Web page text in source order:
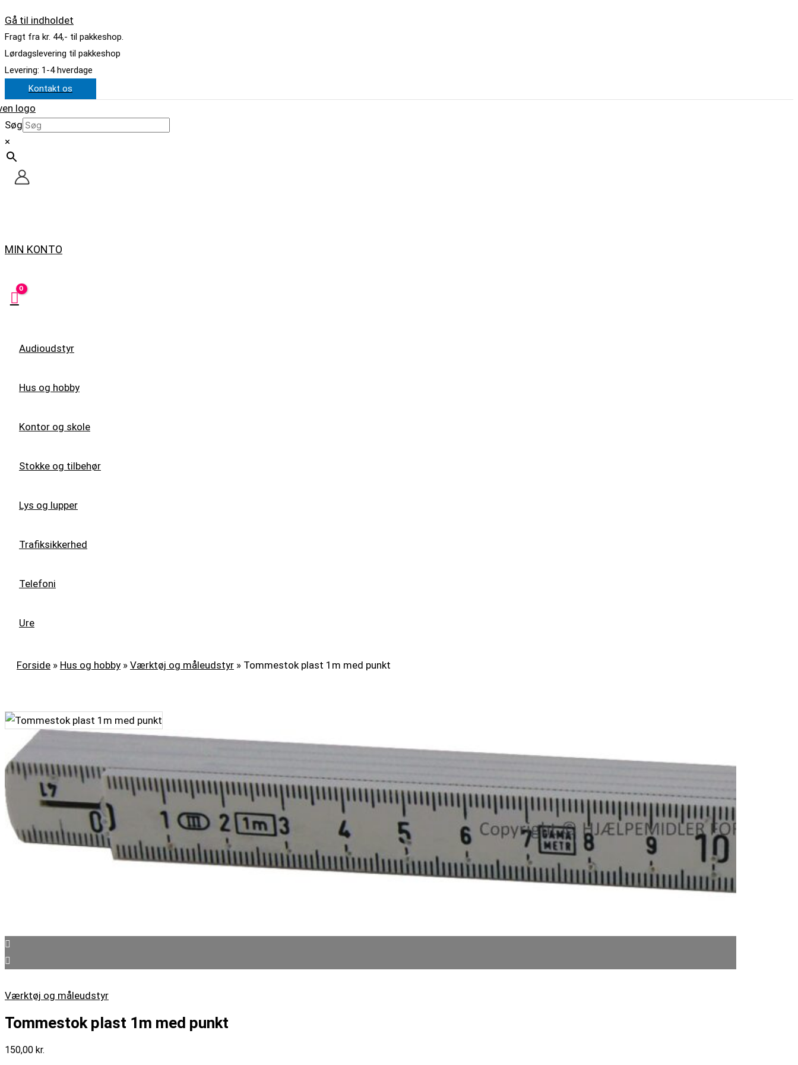
Gå til indholdet
Fragt fra kr. 44,- til pakkeshop.
Lørdagslevering til pakkeshop
Levering: 1-4 hverdage
Kontakt os
Søg
×
MIN KONTO
Audioudstyr
Hus og hobby
Kontor og skole
Stokke og tilbehør
Lys og lupper
Trafiksikkerhed
Telefoni
Ure
Forside » Hus og hobby » Værktøj og måleudstyr » Tommestok plast 1m med punkt
Værktøj og måleudstyr
Tommestok plast 1m med punkt
150,00 kr.